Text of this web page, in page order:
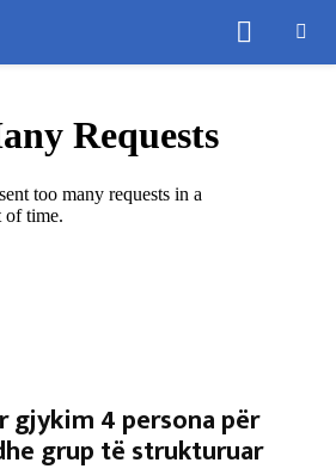
gjykim 4 persona për
grup të strukturuar